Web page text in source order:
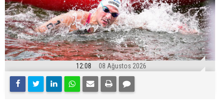
12:08 08 Ağustos 2026